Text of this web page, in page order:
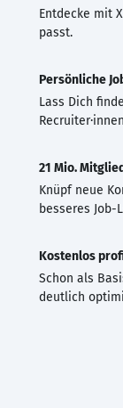
Entdecke mit
passt.
Persönliche
Lass Dich
21 Mio.
Knüpf neue
besseres Job-
Kostenlos
Schon als
deutlich